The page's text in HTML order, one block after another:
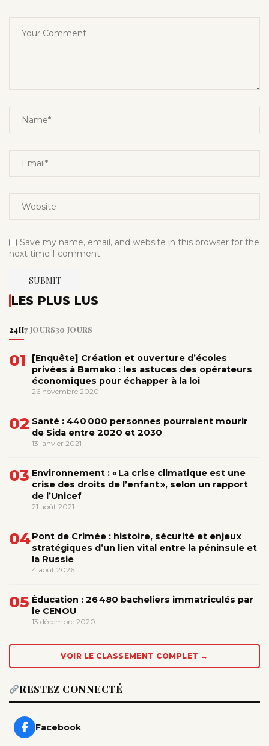
Save my name, email, and website in this browser for the
next time I comment.
LES PLUS LUS
24H7 JOURS30 JOURS
01
[Enquête] Création et ouverture d’écoles
privées à Bamako : les astuces des opérateurs
économiques pour échapper à la loi
26 novembre 2020
02 Santé : 440 000 personnes pourraient mourir
de Sida entre 2020 et 2030
13 janvier 2021
03 Environnement : « La crise climatique est une
crise des droits de l’enfant », selon un rapport
de l’Unicef
21 août 2021
04Pont de Crimée : histoire, sécurité et enjeux
stratégiques d’un lien vital entre la péninsule et
la Russie
4 août 2026
05 Éducation : 26 480 bacheliers immatriculés par
le CENOU
13 décembre 2020
VOIR LE CLASSEMENT COMPLET →
RESTEZ CONNECTÉ
Facebook